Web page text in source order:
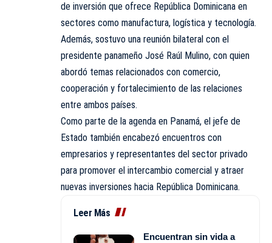
de inversión que ofrece República Dominicana en
sectores como manufactura, logística y tecnología.
Además, sostuvo una reunión bilateral con el
presidente panameño José Raúl Mulino, con quien
abordó temas relacionados con comercio,
cooperación y fortalecimiento de las relaciones
entre ambos países.
Como parte de la agenda en Panamá, el jefe de
Estado también encabezó encuentros con
empresarios y representantes del sector privado
para promover el intercambio comercial y atraer
nuevas inversiones hacia República Dominicana.
Leer Más
Encuentran sin vida a